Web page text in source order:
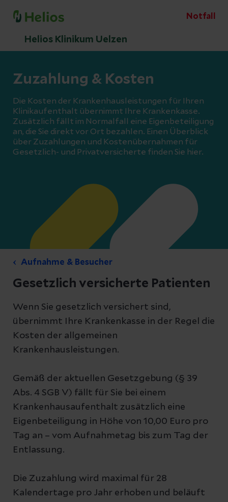
Notfall
Helios Klinikum Uelzen
Zuzahlung & Kosten
Die Kosten der Krankenhausleistungen für Ihren
Klinikaufenthalt übernimmt Ihre Krankenkasse.
Zusätzlich fällt im Normalfall eine Eigenbeteiligung
an, die Sie direkt vor Ort bezahlen. Einen Überblick
über Zuzahlungen und Kostenübernahmen für
Gesetzlich- und Privatversicherte finden Sie hier.
Aufnahme & Besucher
Gesetzlich versicherte Patienten
Wenn Sie gesetzlich versichert sind,
übernimmt Ihre Krankenkasse in der Regel die
Kosten der allgemeinen
Krankenhausleistungen.
Gemäß der aktuellen Gesetzgebung (§ 39
Abs. 4 SGB V) fällt für Sie bei einem
Krankenhausaufenthalt zusätzlich eine
Eigenbeteiligung in Höhe von 10,00 Euro pro
Tag an – vom Aufnahmetag bis zum Tag der
Entlassung.
Die Zuzahlung wird maximal für 28
Kalendertage pro Jahr erhoben und beläuft